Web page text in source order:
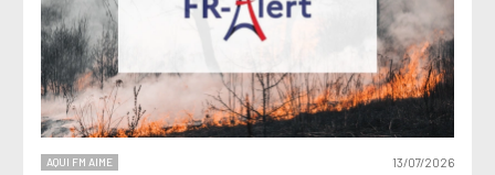
AQUI FM AIME 13/07/2026